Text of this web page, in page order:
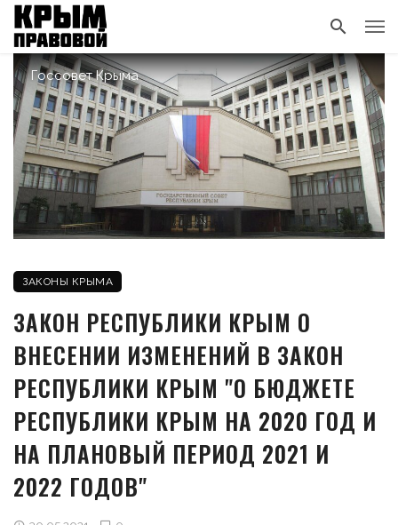
Госсовет Крыма
ЗАКОНЫ КРЫМА
ЗАКОН РЕСПУБЛИКИ КРЫМ О
ВНЕСЕНИИ ИЗМЕНЕНИЙ В ЗАКОН
РЕСПУБЛИКИ КРЫМ "О БЮДЖЕТЕ
РЕСПУБЛИКИ КРЫМ НА 2020 ГОД И
НА ПЛАНОВЫЙ ПЕРИОД 2021 И
2022 ГОДОВ"